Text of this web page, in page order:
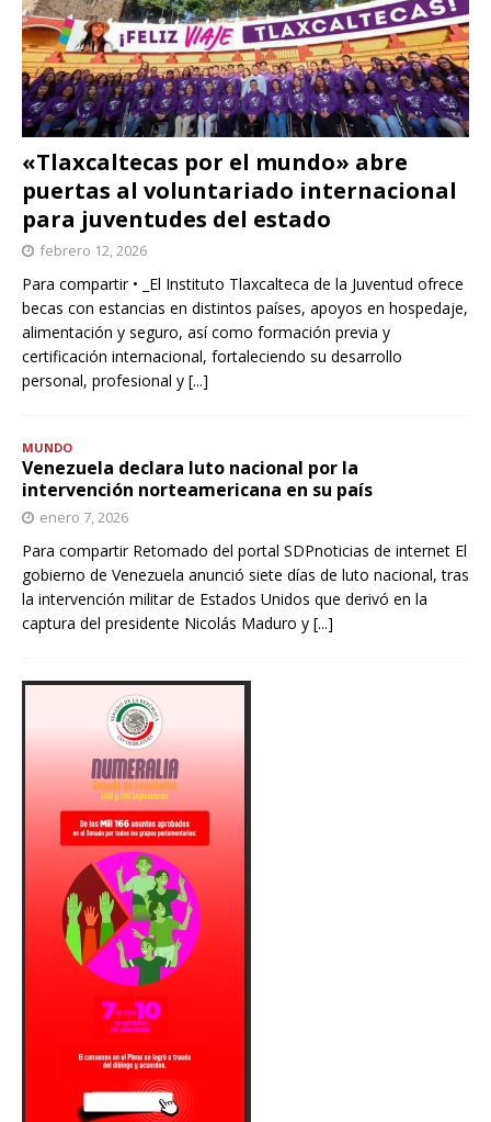
«Tlaxcaltecas por el mundo» abre
puertas al voluntariado internacional
para juventudes del estado
febrero 12, 2026
Para compartir • _El Instituto Tlaxcalteca de la Juventud ofrece
becas con estancias en distintos países, apoyos en hospedaje,
alimentación y seguro, así como formación previa y
certificación internacional, fortaleciendo su desarrollo
personal, profesional y [...]
MUNDO
Venezuela declara luto nacional por la
intervención norteamericana en su país
enero 7, 2026
Para compartir Retomado del portal SDPnoticias de internet El
gobierno de Venezuela anunció siete días de luto nacional, tras
la intervención militar de Estados Unidos que derivó en la
captura del presidente Nicolás Maduro y [...]